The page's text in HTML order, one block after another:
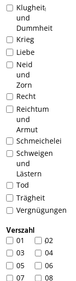
1
Klugheit
und
Dummheit
Krieg
Liebe
Neid
und
Zorn
Recht
Reichtum
und
Armut
Schmeichelei
Schweigen
und
Lästern
Tod
Trägheit
Vergnügungen
Verszahl
01 102
03
04
05
06
07
08